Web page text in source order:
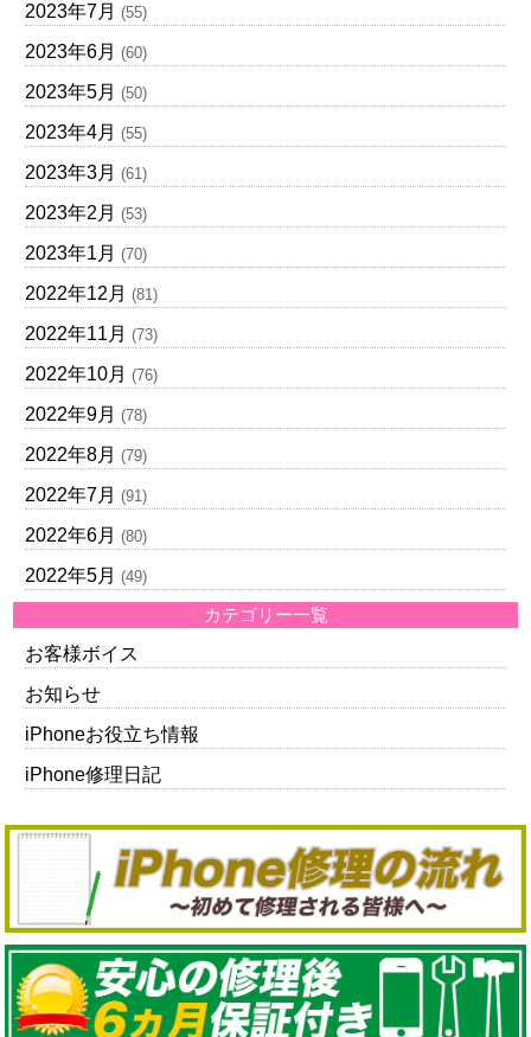
2023年7月 (55)
2023年6月 (60)
2023年5月 (50)
2023年4月 (55)
2023年3月 (61)
2023年2月 (53)
2023年1月 (70)
2022年12月 (81)
2022年11月 (73)
2022年10月 (76)
2022年9月 (78)
2022年8月 (79)
2022年7月 (91)
2022年6月 (80)
2022年5月 (49)
カテゴリー一覧
お客様ボイス
お知らせ
iPhoneお役立ち情報
iPhone修理日記